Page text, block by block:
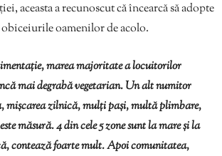
aceasta a recunoscut că încearcă să adopte
oamenilor de acolo.
marea majoritate a locuitorilor
mai degrabă vegetarian. Un alt numitor
mișcarea zilnică, mulți pași, multă plimbare,
măsură. 4 din cele 5 zone sunt la mare și la
contează foarte mult. Apoi comunitatea,